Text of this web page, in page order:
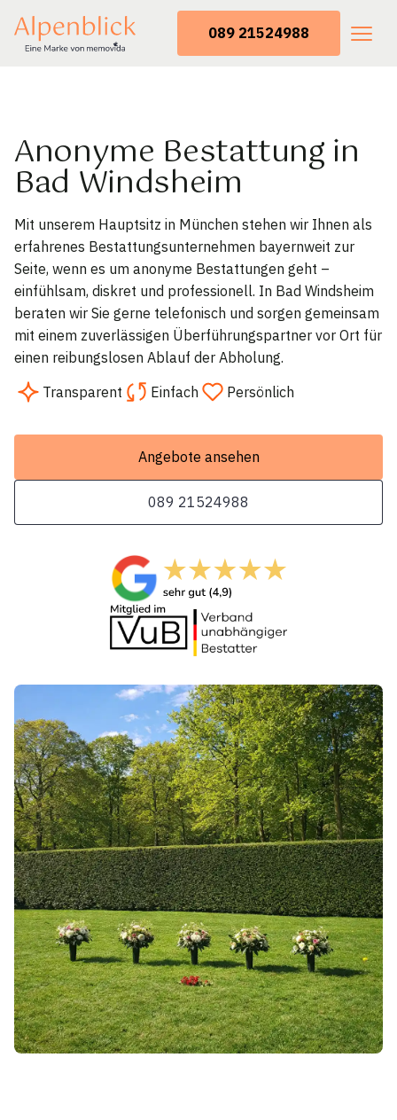
089 21524988
Anonyme Bestattung in
Bad Windsheim
Mit unserem Hauptsitz in München stehen wir Ihnen als
erfahrenes Bestattungsunternehmen bayernweit zur
Seite, wenn es um anonyme Bestattungen geht –
einfühlsam, diskret und professionell. In Bad Windsheim
beraten wir Sie gerne telefonisch und sorgen gemeinsam
mit einem zuverlässigen Überführungspartner vor Ort für
einen reibungslosen Ablauf der Abholung.
Transparent
Einfach Persönlich
Angebote ansehen
089 21524988